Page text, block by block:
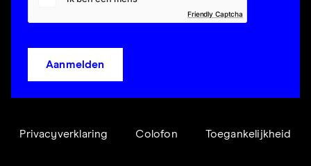
Friendly Captcha
Aanmelden
Privacyverklaring Colofon Toegankelijkheid